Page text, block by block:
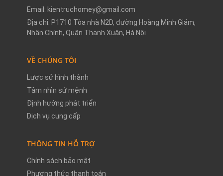
Email: kientruchomey@gmail.com
Địa chỉ: P1710 Tòa nhà N2D, đường Hoàng Minh Giám,
Nhân Chính, Quận Thanh Xuân, Hà Nội
VỀ CHÚNG TÔI
Lược sử hình thành
Tầm nhìn sứ mệnh
Định hướng phát triển
Dịch vụ cung cấp
THÔNG TIN HỖ TRỢ
Chính sách bảo mật
Phương thức thanh toán